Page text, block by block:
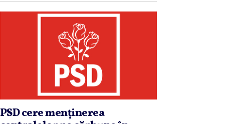
PSD cere menţinerea